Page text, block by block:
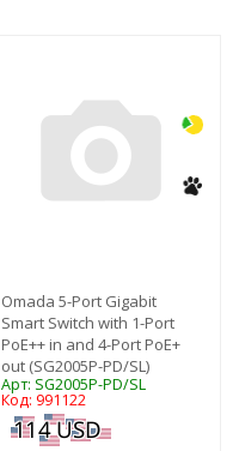
Omada 5-Port Gigabit
Smart Switch with 1-Port
PoE++ in and 4-Port PoE+
out (SG2005P-PD/SL)
Арт: SG2005P-PD/SL
Код: 991122